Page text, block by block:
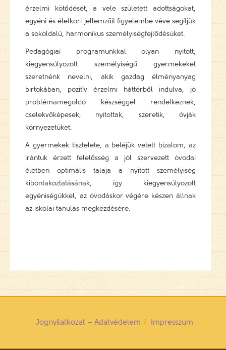
érzelmi kötődését, a vele született adottságokat,
egyéni és életkori jellemzőit figyelembe véve segítjük
a sokoldalú, harmonikus személyiségfejlődésüket.
Pedagógiai programunkkal olyan nyitott,
kiegyensúlyozott személyiségű gyermekeket
szeretnénk nevelni, akik gazdag élményanyag
birtokában, pozitív érzelmi háttérből indulva, jó
problémamegoldó készséggel rendelkeznek,
cselekvőképesek, nyitottak, szeretik, óvják
környezetüket.
A gyermekek tisztelete, a beléjük vetett bizalom, az
irántuk érzett felelősség a jól szervezett óvodai
életben optimális talaja a nyitott személyiség
kibontakoztatásának, így kiegyensúlyozott
egyéniségükkel, az óvodáskor végére készen állnak
az iskolai tanulás megkezdésére.
Jognyilatkozat – Adatvédelem Impresszum